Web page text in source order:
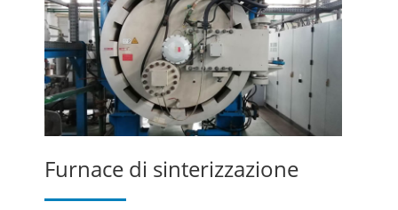
Furnace di sinterizzazione